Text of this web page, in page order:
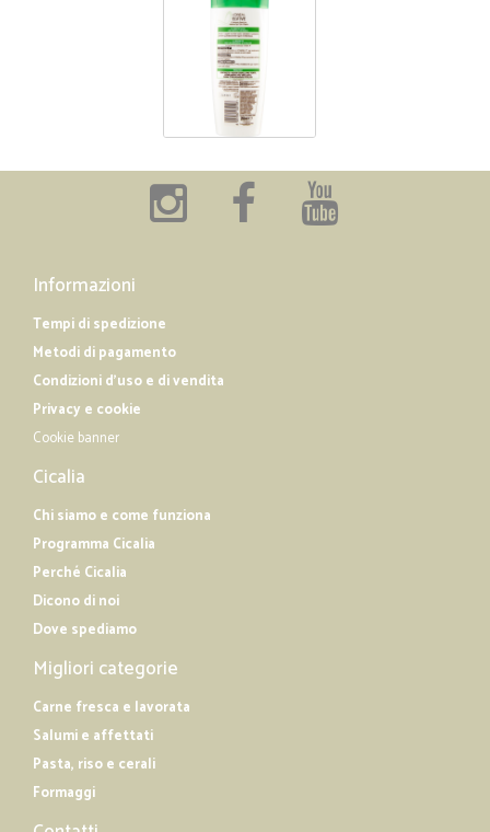
Informazioni
Tempi di spedizione
Metodi di pagamento
Condizioni d'uso e di vendita
Privacy e cookie
Cookie banner
Cicalia
Chi siamo e come funziona
Programma Cicalia
Perché Cicalia
Dicono di noi
Dove spediamo
Migliori categorie
Carne fresca e lavorata
Salumi e affettati
Pasta, riso e cerali
Formaggi